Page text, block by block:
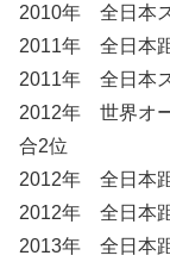
2010年 全日本
2011年 全日本
2011年 全日本
2012年 世界オ
合2位
2012年 全日本
2012年 全日本
2013年 全日本